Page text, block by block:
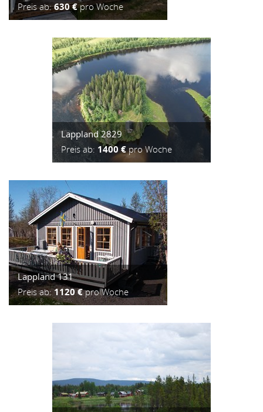
Preis ab:630 €pro Woche
Lappland 2829
Preis ab: 1400 €pro Woche
Lappland 131
Preis ab:1120 €pro Woche